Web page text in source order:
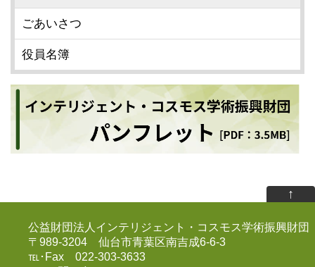
ごあいさつ
役員名簿
↑
公益財団法人インテリジェント・コスモス学術振興財団
〒989-3204 仙台市青葉区南吉成6-6-3
℡･Fax 022-303-3633